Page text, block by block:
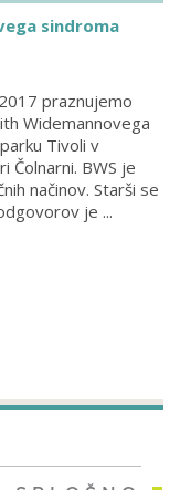
sindroma
praznujemo
Widemannovega
Tivoli v
Čolnarni. BWS je
načinov. Starši se
je ...